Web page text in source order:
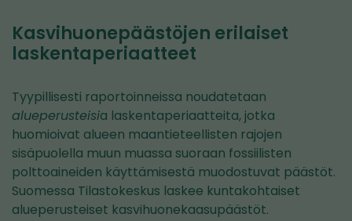
Kasvihuonepäästöjen erilaiset
laskentaperiaatteet
Tyypillisesti raportoinneissa noudatetaan
alueperusteisia laskentaperiaatteita, jotka
huomioivat alueen maantieteellisten rajojen
sisäpuolella muun muassa suoraan fossiilisten
polttoaineiden käyttämisestä muodostuvat päästöt.
Suomessa Tilastokeskus laskee kuntakohtaiset
alueperusteiset kasvihuonekaasupäästöt.